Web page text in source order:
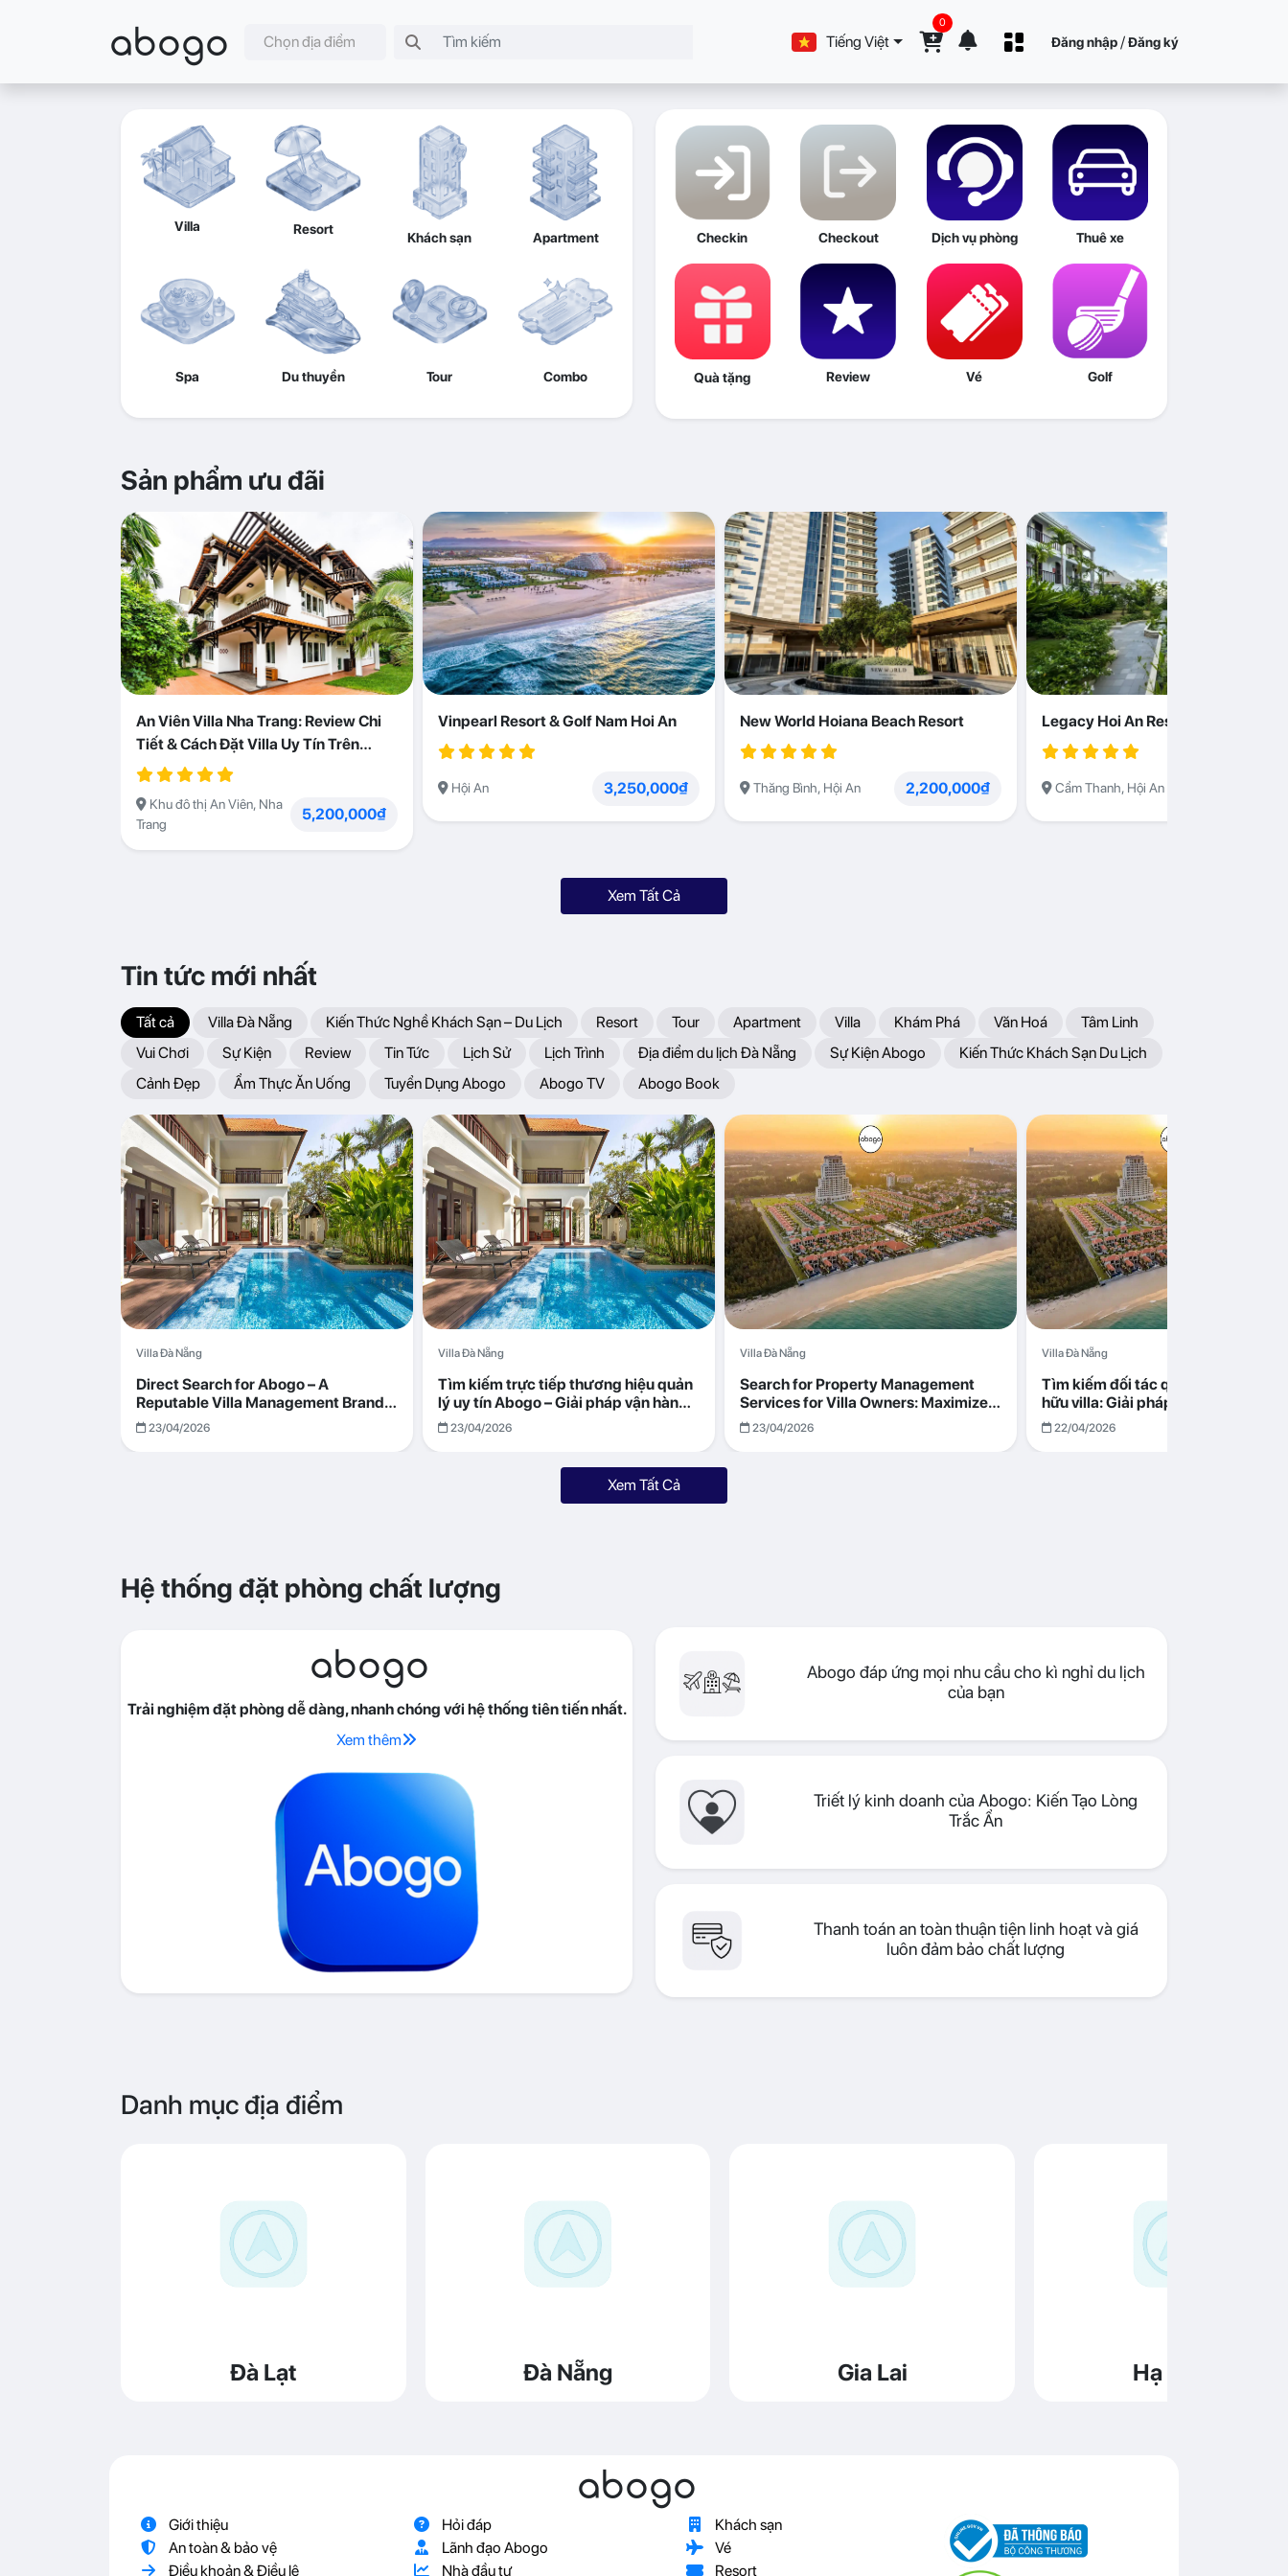
abogo Chọn địa điểm Tiếng Việt
0
Đăng nhập /Đăng ký
Villa Resort
Khách sạn Apartment
Spa Du thuyền Tour Combo
Checkin Checkout Dịch vụ phòng Thuê xe
Quà tặng Review Vé Golf
Sản phẩm ưu đãi
An Viên Villa Nha Trang: Review Chi
Tiết & Cách Đặt Villa Uy Tín Trên
Abogo
Khu đô thị An Viên, Nha
Trang
5,200,000₫
Vinpearl Resort & Golf Nam Hoi An
Hội An 3,250,000₫
New World Hoiana Beach Resort
Thăng Bình, Hội An 2,200,000₫
Legacy Hoi An Resort
Cẩm Thanh, Hội An
Xem Tất Cả
Tin tức mới nhất
Tất cả Villa Đà Nẵng Kiến Thức Nghề Khách Sạn – Du Lịch Resort Tour Apartment Villa Khám Phá Văn Hoá
Tâm Linh
Vui Chơi
Sự Kiện Review Tin Tức Lịch Sử Lịch Trình Địa điểm du lịch Đà Nẵng Sự Kiện Abogo
Kiến Thức Khách Sạn Du Lịch
Cảnh Đẹp
Ẩm Thực Ăn Uống Tuyển Dụng Abogo Abogo TV Abogo Book
Villa Đà Nẵng
Direct Search for Abogo – A
Reputable Villa Management Brand
with Transparent and Effective
Operations
23/04/2026
Villa Đà Nẵng
Tìm kiếm trực tiếp thương hiệu quản
lý uy tín Abogo – Giải pháp vận hành
villa hiệu quả, minh bạch
23/04/2026
Villa Đà Nẵng
Search for Property Management
Services for Villa Owners: Maximize
Returns with Abogo in Da Nang
23/04/2026
Villa Đà Nẵng
Tìm kiếm đối tác quản lý cho chủ sở
hữu villa: Giải pháp tối ưu lợi nhuận
cùng Abogo tại Đà Nẵng
22/04/2026
Xem Tất Cả
Hệ thống đặt phòng chất lượng
abogo
Trải nghiệm đặt phòng dễ dàng, nhanh chóng với hệ thống tiên tiến nhất.
Xem thêm
Abogo đáp ứng mọi nhu cầu cho kì nghỉ du lịch
của bạn
Triết lý kinh doanh của Abogo: Kiến Tạo Lòng
Trắc Ẩn
Thanh toán an toàn thuận tiện linh hoạt và giá
luôn đảm bảo chất lượng
Danh mục địa điểm
Đà Lạt Đà Nẵng Gia Lai Hạ Long
abogo
Giới thiệu
An toàn & bảo vệ
Điều khoản & Điều lệ
Hỏi đáp
Lãnh đạo Abogo
Nhà đầu tư
Khách sạn
Vé
Resort